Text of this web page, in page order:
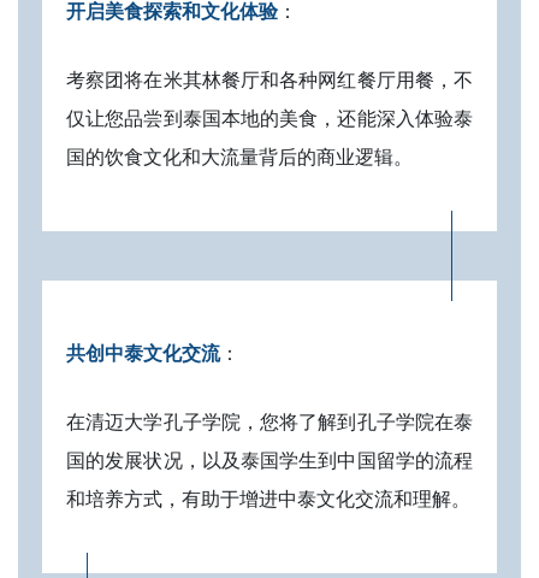
开启美食探索和文化体验：
考察团将在米其林餐厅和各种网红餐厅用餐，不
仅让您品尝到泰国本地的美食，还能深入体验泰
国的饮食文化和大流量背后的商业逻辑。
共创中泰文化交流：
在清迈大学孔子学院，您将了解到孔子学院在泰
国的发展状况，以及泰国学生到中国留学的流程
和培养方式，有助于增进中泰文化交流和理解。